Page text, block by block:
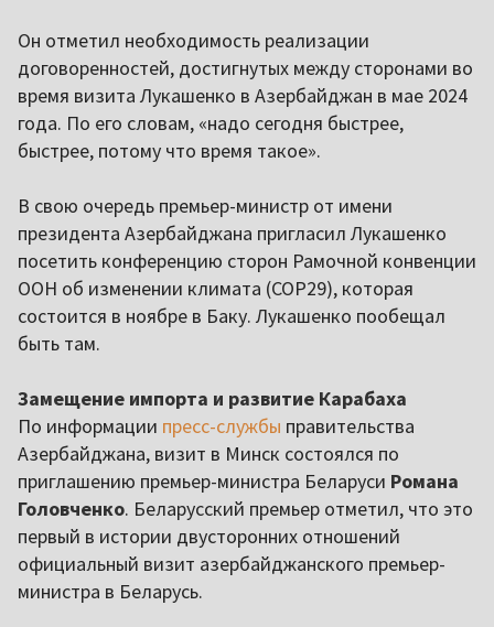
Он отметил необходимость реализации
договоренностей, достигнутых между сторонами во
время визита Лукашенко в Азербайджан в мае 2024
года. По его словам, «надо сегодня быстрее,
быстрее, потому что время такое».
В свою очередь премьер-министр от имени
президента Азербайджана пригласил Лукашенко
посетить конференцию сторон Рамочной конвенции
ООН об изменении климата (COP29), которая
состоится в ноябре в Баку. Лукашенко пообещал
быть там.
Замещение импорта и развитие Карабаха
По информации пресс-службы правительства
Азербайджана, визит в Минск состоялся по
приглашению премьер-министра Беларуси Романа
Головченко. Беларусский премьер отметил, что это
первый в истории двусторонних отношений
официальный визит азербайджанского премьер-
министра в Беларусь.